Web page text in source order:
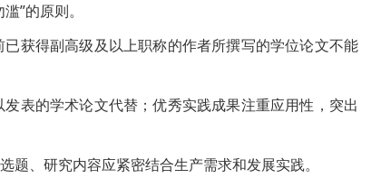
”的原则。
获得副高级及以上职称的作者所撰写的学位论文不能
表的学术论文代替；优秀实践成果注重应用性，突出
、研究内容应紧密结合生产需求和发展实践。